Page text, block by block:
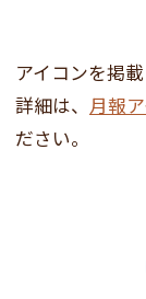
アイコンを掲載
詳細は、 月報
ださい。